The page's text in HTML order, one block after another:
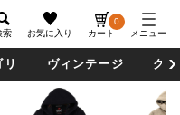
索 お気に入り カート
0
メニュー
ヴィンテージ グ